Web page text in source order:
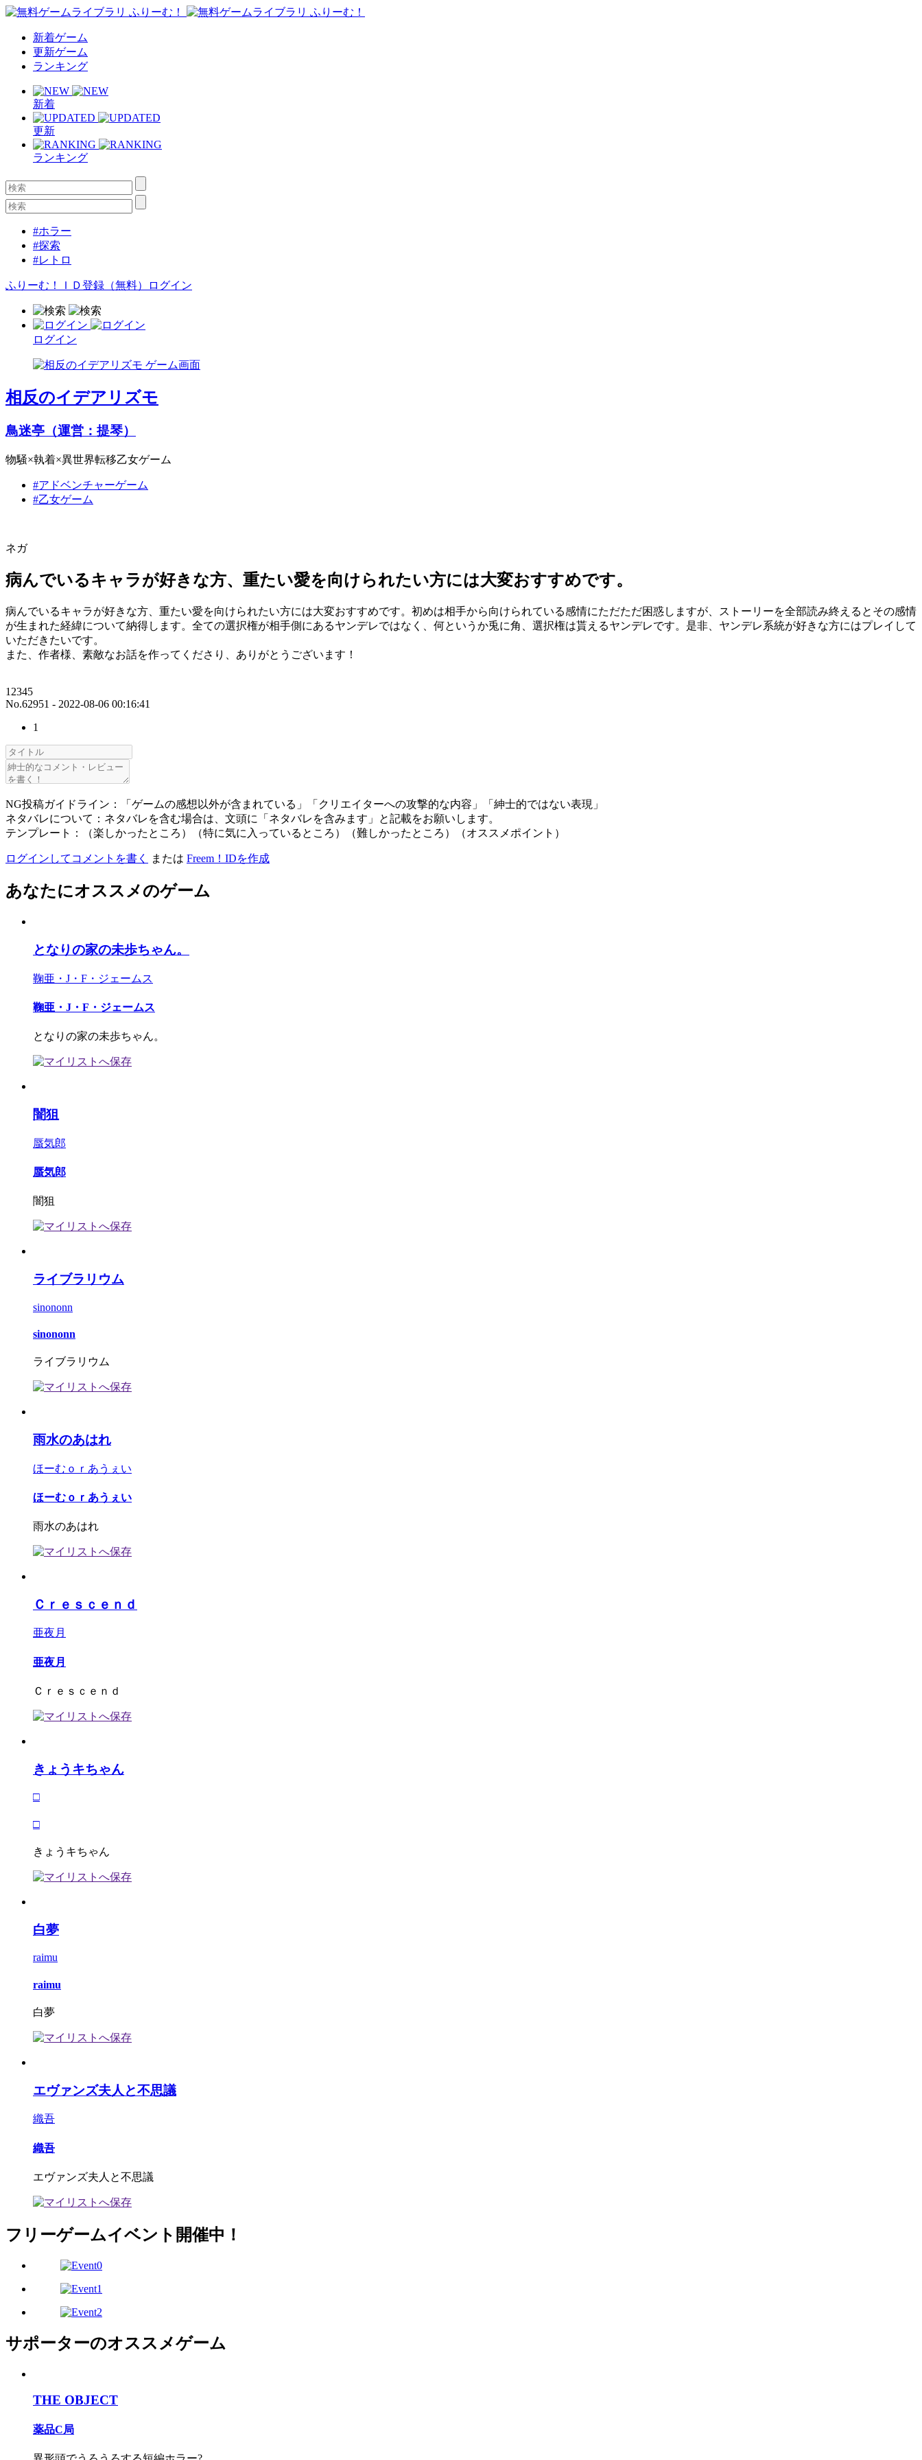
新着ゲーム
更新ゲーム
ランキング
新着
更新
ランキング
#ホラー
#探索
#レトロ
ふりーむ！ＩＤ登録（無料） ログイン
ログイン
相反のイデアリズモ
鳥迷亭（運営：提琴）
物騒×執着×異世界転移乙女ゲーム
#アドベンチャーゲーム
#乙女ゲーム
ネガ
病んでいるキャラが好きな方、重たい愛を向けられたい方には大変おすすめです。
病んでいるキャラが好きな方、重たい愛を向けられたい方には大変おすすめです。初めは相手から向けられている感情にただただ困惑しますが、ストーリーを全部読み終えるとその感情
が生まれた経緯について納得します。全ての選択権が相手側にあるヤンデレではなく、何というか兎に角、選択権は貰えるヤンデレです。是非、ヤンデレ系統が好きな方にはプレイして
いただきたいです。
また、作者様、素敵なお話を作ってくださり、ありがとうございます！
12345
No.62951 - 2022-08-06 00:16:41
1
NG投稿ガイドライン：「ゲームの感想以外が含まれている」「クリエイターへの攻撃的な内容」「紳士的ではない表現」
ネタバレについて：ネタバレを含む場合は、文頭に「ネタバレを含みます」と記載をお願いします。
テンプレート：（楽しかったところ）（特に気に入っているところ）（難しかったところ）（オススメポイント）
ログインしてコメントを書く または Freem！IDを作成
あなたにオススメのゲーム
となりの家の未歩ちゃん。
鞠亜・J・F・ジェームス
鞠亜・J・F・ジェームス
となりの家の未歩ちゃん。
闇狙
蜃気郎
蜃気郎
闇狙
ライブラリウム
sinononn
sinononn
ライブラリウム
雨水のあはれ
ほーむｏｒあうぇい
ほーむｏｒあうぇい
雨水のあはれ
Ｃｒｅｓｃｅｎｄ
亜夜月
亜夜月
Ｃｒｅｓｃｅｎｄ
きょうキちゃん
□
□
きょうキちゃん
白夢
raimu
raimu
白夢
エヴァンズ夫人と不思議
織吾
織吾
エヴァンズ夫人と不思議
フリーゲームイベント開催中！
サポーターのオススメゲーム
THE OBJECT
薬品C局